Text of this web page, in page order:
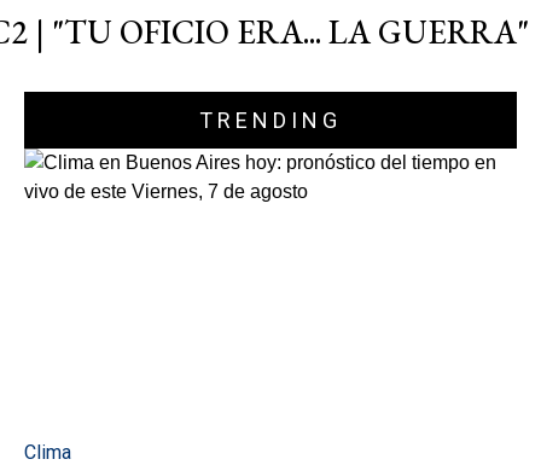
| "TU OFICIO ERA... LA GUERRA"
TRENDING
Clima